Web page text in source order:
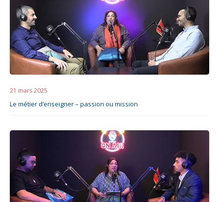
21 mars 2025
Le métier d’enseigner – passion ou mission